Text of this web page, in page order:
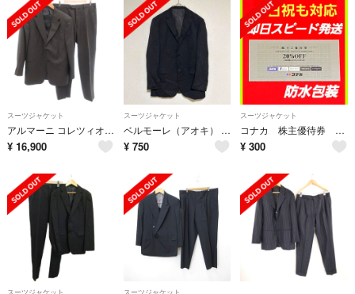
スーツジャケット
アルマーニ コレツィオーニ スーツ セットアップ ジャケット 50 グレー
¥ 16,900
スーツジャケット
ベルモーレ（アオキ） テーラードジャケット スーツジャケット ストライプ柄 黒
¥ 750
スーツジャケット
コナカ 株主優待券 即日発送 スーツセレクト 1枚
¥ 300
スーツジャケット スーツジャケット